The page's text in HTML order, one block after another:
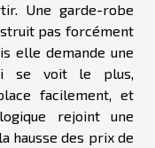
Une garde-robe
pas forcément
elle demande une
se voit le plus,
facilement, et
rejoint une
hausse des prix de